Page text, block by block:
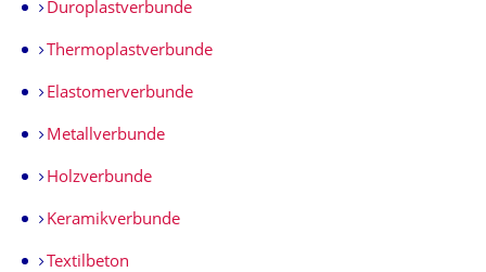
Duroplastverbunde
Thermoplastverbunde
Elastomerverbunde
Metallverbunde
Holzverbunde
Keramikverbunde
Textilbeton